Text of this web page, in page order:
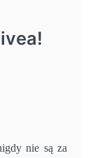
nie są za